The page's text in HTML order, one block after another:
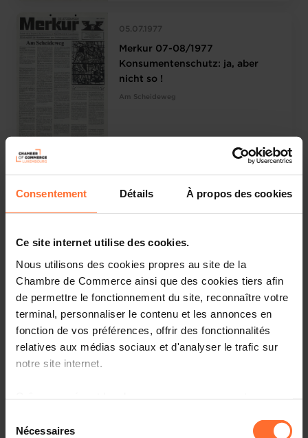
Consentement Détails À propos des cookies
Ce site internet utilise des cookies.
Nous utilisons des cookies propres au site de la
Chambre de Commerce ainsi que des cookies tiers afin
de permettre le fonctionnement du site, reconnaître votre
terminal, personnaliser le contenu et les annonces en
fonction de vos préférences, offrir des fonctionnalités
relatives aux médias sociaux et d'analyser le trafic sur
notre site internet.
à l’exception des cookies strictement nécessaires au
Nécessaires
05.07.1977
Merkur 07-08/1977
Konsumentenschutz: ja, aber
nicht so !
Am Scheideweg
Merkur 06/1977
03.01.1977
Merkur 05/1977
Staatliche Hilfe fur Handel,